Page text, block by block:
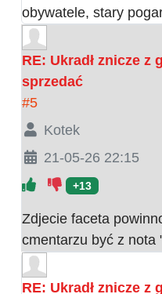
obywatele, stary
RE: Ukradł znicze z
sprzedać
#5
Kotek
21-05-26 22:15
+13
Zdjecie faceta
cmentarzu być z nota
RE: Ukradł znicze z